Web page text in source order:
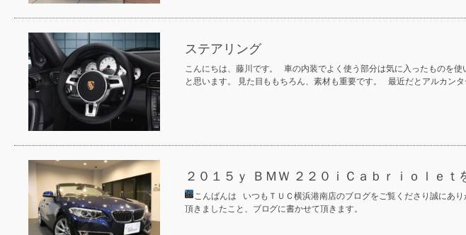
ステアリング
こんにちは、藤川です。 車の内装でよく使う部分は気に入ったものを
と思います。 見た目ももちろん、素材も重要です。 最近だとアルカン
２０１５ｙ ＢＭＷ ２２０ｉＣａｂｒｉｏｌｅｔ
こんばんは いつもＴＵＣ横浜港南店のブログをご覧くださり誠にあ
頂きましたこと、ブログに書かせて頂きます。